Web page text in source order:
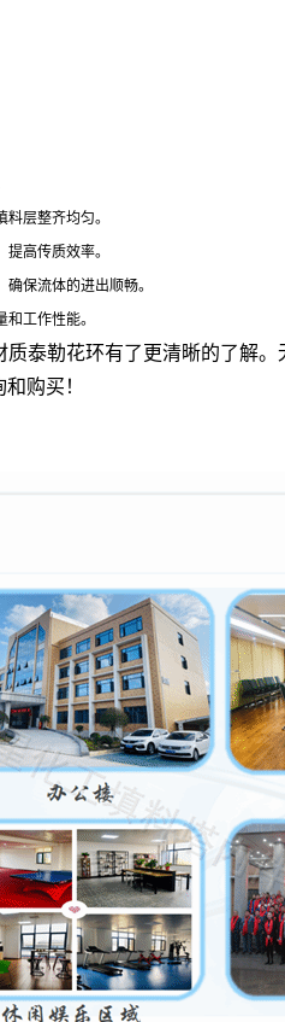
层整齐均匀。
高传质效率。
保流体的进出顺畅。
工作性能。
泰勒花环有了更清晰的了解
购买！